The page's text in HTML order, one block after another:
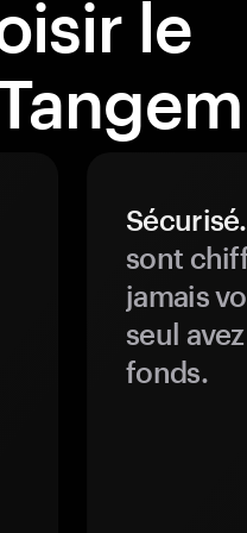
le
Sécurisé.
sont
jamais
seul
fonds.